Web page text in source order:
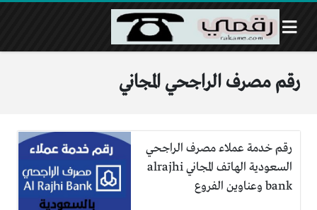
رقم مصرف الراجحي المجاني
رقم خدمة عملاء مصرف الراجحي
السعودية الهاتف المجاني alrajhi
bank وعناوين الفروع